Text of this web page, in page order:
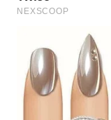
WAHANA
TANI